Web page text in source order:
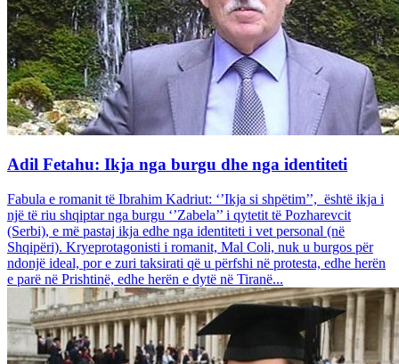
Adil Fetahu: Ikja nga burgu dhe nga identiteti
Fabula e romanit të Ibrahim Kadriut: ‘’Ikja si shpëtim’’, është ikja i
një të riu shqiptar nga burgu ‘’Zabela’’ i qytetit të Pozharevcit
(Serbi), e më pastaj ikja edhe nga identiteti i vet personal (në
Shqipëri). Kryeprotagonisti i romanit, Mal Coli, nuk u burgos për
ndonjë ideal, por e zuri taksirati që u përfshi në protesta, edhe herën
e parë në Prishtinë, edhe herën e dytë në Tiranë...